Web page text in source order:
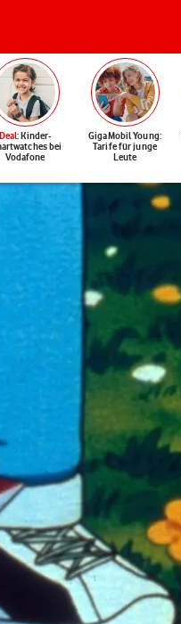
Deal: Kinder-
bei
Vodafone
GigaMobil Young:
Tarife für junge
Leute